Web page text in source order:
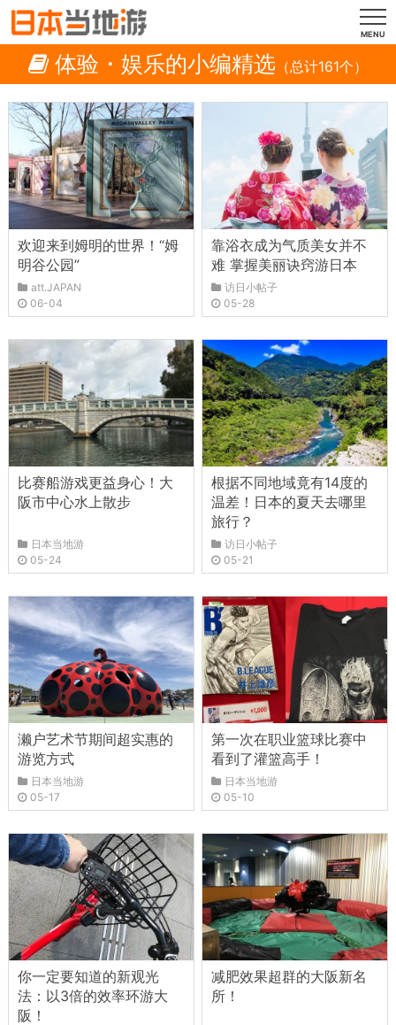
MENU
体验・娱乐的小编精选 （总计161个）
欢迎来到姆明的世界！“姆
明谷公园”
att.JAPAN
06-04
靠浴衣成为气质美女并不
难 掌握美丽诀窍游日本
访日小帖子
05-28
比赛船游戏更益身心！大
阪市中心水上散步
日本当地游
05-24
根据不同地域竟有14度的
温差！日本的夏天去哪里
旅行？
访日小帖子
05-21
濑户艺术节期间超实惠的
游览方式
日本当地游
05-17
第一次在职业篮球比赛中
看到了灌篮高手！
日本当地游
05-10
你一定要知道的新观光
法：以3倍的效率环游大
阪！
减肥效果超群的大阪新名
所！